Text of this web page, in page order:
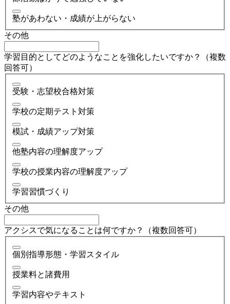
塾があわない・成績が上がらない
その他
学習目的としてどのようなことを強化したいですか？（複数
回答可）
受験・志望校合格対策
学校の定期テスト対策
模試・成績アップ対策
他塾内容の理解度アップ
学校の授業内容の理解度アップ
学習習慣づくり
その他
アクシスで気になることは何ですか？（複数回答可）
個別指導形態・学習スタイル
授業料と諸費用
学習内容やテキスト